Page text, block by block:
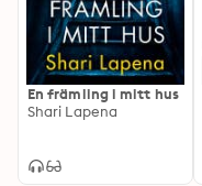
En främling i mitt hus
Shari Lapena